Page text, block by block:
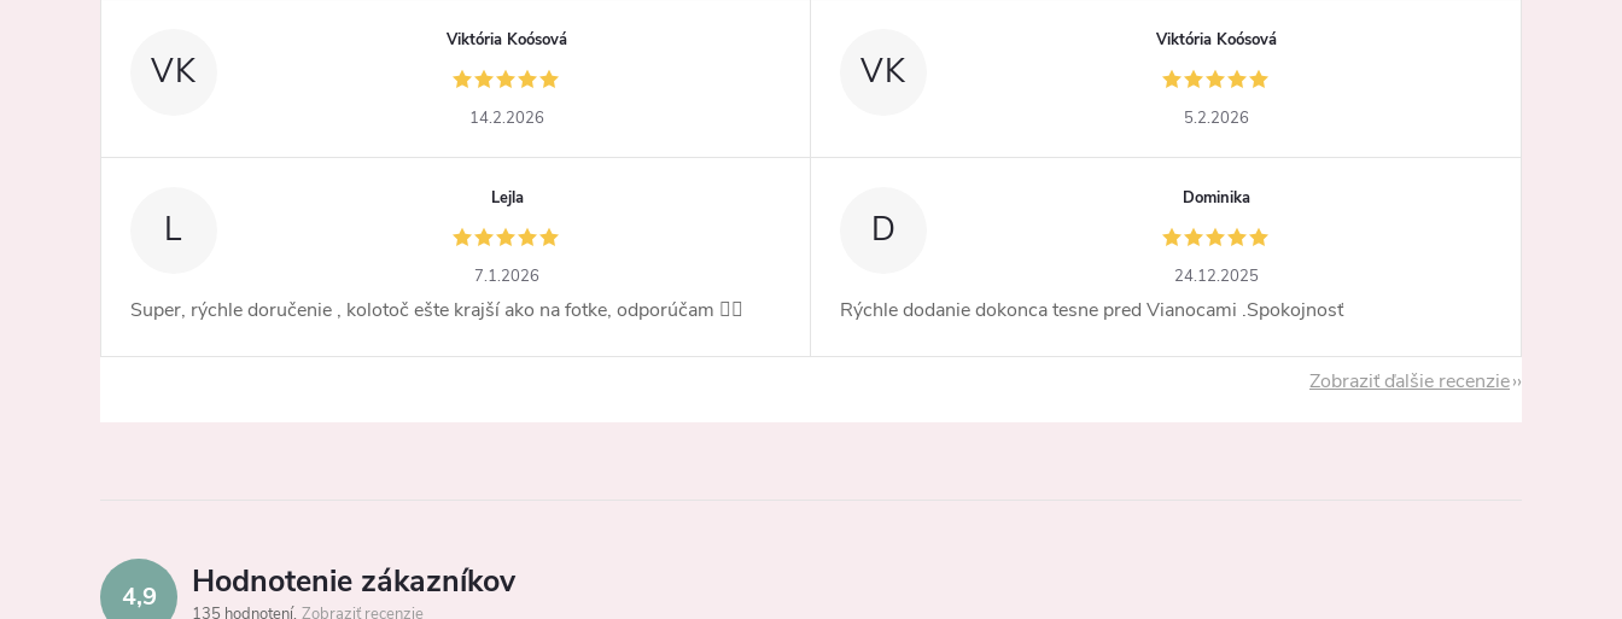
VK
Viktória Koósová
14.2.2026
VK
Viktória Koósová
5.2.2026
L
Lejla
7.1.2026
Super, rýchle doručenie , kolotoč ešte krajší ako na fotke, odporúčam 👍🏻
D
Dominika
24.12.2025
Rýchle dodanie dokonca tesne pred Vianocami .Spokojnosť
Zobraziť ďalšie recenzie
4,9 Hodnotenie zákazníkov
135 hodnotení Zobraziť recenzie